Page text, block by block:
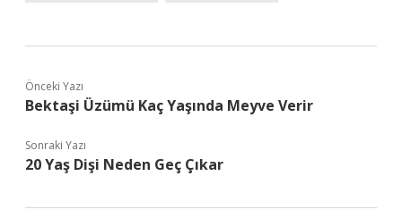
Önceki Yazı
Bektaşi Üzümü Kaç Yaşında Meyve Verir
Sonraki Yazı
20 Yaş Dişi Neden Geç Çıkar